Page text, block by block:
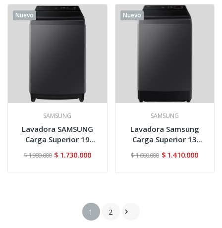
Nuevo
SAMSUNG
Lavadora SAMSUNG
Carga Superior 19
Kilos...
$ 1.980.000 $ 1.730.000
Nuevo
SAMSUNG
Lavadora Samsung
Carga Superior 13
Kilos...
$ 1.660.000 $ 1.410.000
1 2 